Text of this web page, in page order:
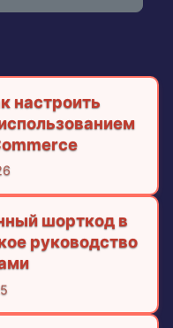
настроить
шорткод в
руководство